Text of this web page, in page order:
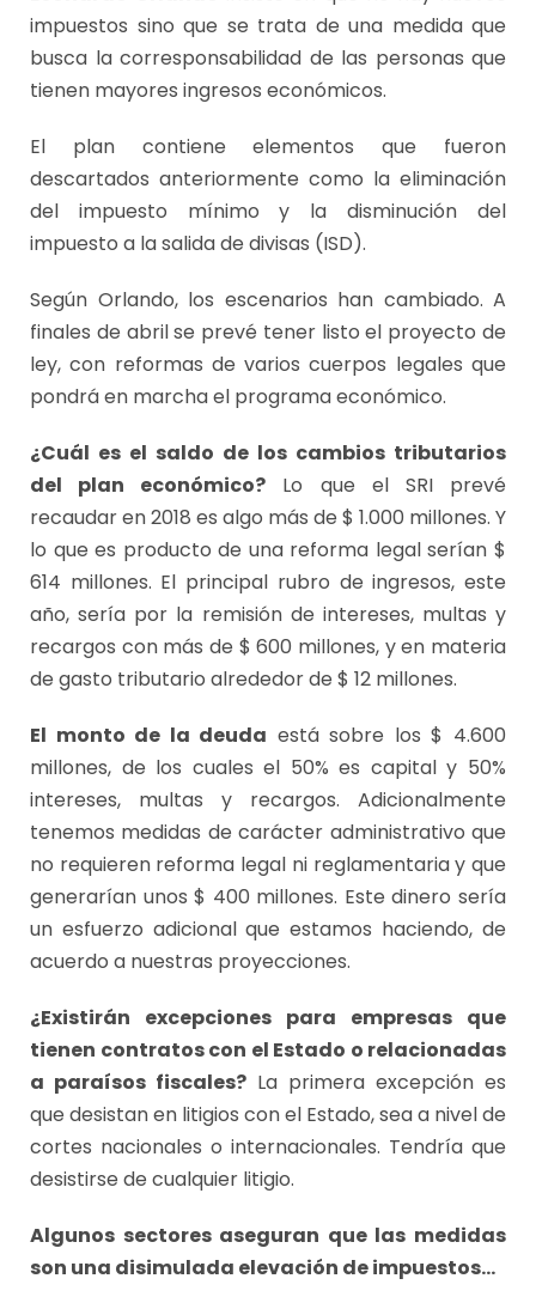
impuestos sino que se trata de una medida que
busca la corresponsabilidad de las personas que
tienen mayores ingresos económicos.
El plan contiene elementos que fueron
descartados anteriormente como la eliminación
del impuesto mínimo y la disminución del
impuesto a la salida de divisas (ISD).
Según Orlando, los escenarios han cambiado. A
finales de abril se prevé tener listo el proyecto de
ley, con reformas de varios cuerpos legales que
pondrá en marcha el programa económico.
¿Cuál es el saldo de los cambios tributarios
del plan económico? Lo que el SRI prevé
recaudar en 2018 es algo más de $ 1.000 millones. Y
lo que es producto de una reforma legal serían $
614 millones. El principal rubro de ingresos, este
año, sería por la remisión de intereses, multas y
recargos con más de $ 600 millones, y en materia
de gasto tributario alrededor de $ 12 millones.
El monto de la deuda está sobre los $ 4.600
millones, de los cuales el 50% es capital y 50%
intereses, multas y recargos. Adicionalmente
tenemos medidas de carácter administrativo que
no requieren reforma legal ni reglamentaria y que
generarían unos $ 400 millones. Este dinero sería
un esfuerzo adicional que estamos haciendo, de
acuerdo a nuestras proyecciones.
¿Existirán excepciones para empresas que
tienen contratos con el Estado o relacionadas
a paraísos fiscales? La primera excepción es
que desistan en litigios con el Estado, sea a nivel de
cortes nacionales o internacionales. Tendría que
desistirse de cualquier litigio.
Algunos sectores aseguran que las medidas
son una disimulada elevación de impuestos…